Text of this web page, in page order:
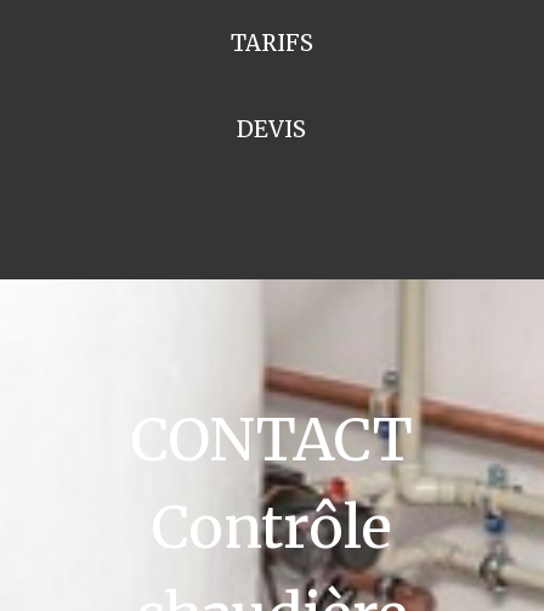
TARIFS
DEVIS
CONTACT
Contrôle